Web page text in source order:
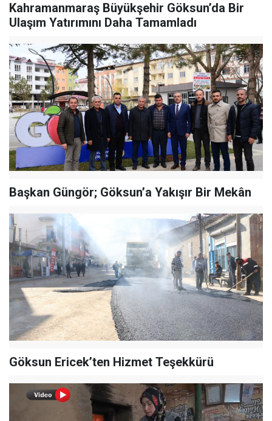
Kahramanmaraş Büyükşehir Göksun’da Bir
Ulaşım Yatırımını Daha Tamamladı
Başkan Güngör; Göksun’a Yakışır Bir Mekân
Göksun Ericek’ten Hizmet Teşekkürü